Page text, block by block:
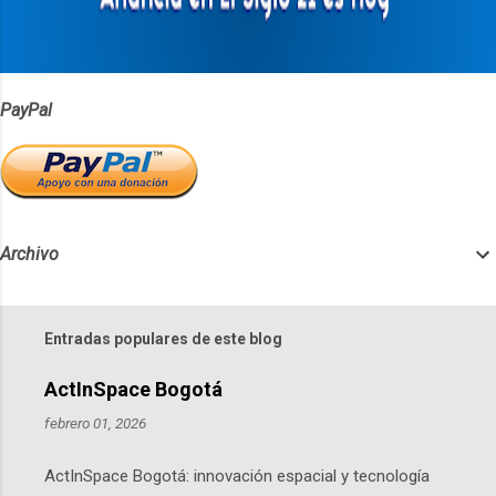
PayPal
Archivo
Entradas populares de este blog
ActInSpace Bogotá
febrero 01, 2026
ActInSpace Bogotá: innovación espacial y tecnología